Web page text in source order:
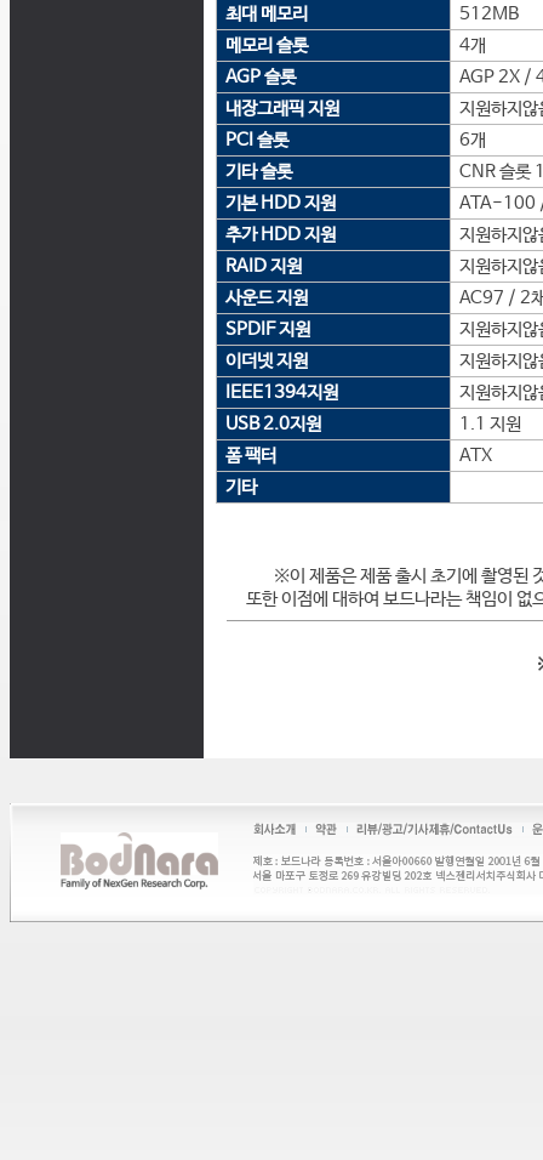
최대 메모리
512MB
메모리 슬롯
4개
AGP 슬롯
AGP 2X /
내장그래픽 지원
지원하지않
PCI 슬롯
6개
기타 슬롯
CNR 슬롯
기본 HDD 지원
ATA-100
추가 HDD 지원
지원하지않
RAID 지원
지원하지않
사운드 지원
AC97 / 2
SPDIF 지원
지원하지않
이더넷 지원
지원하지않
IEEE1394지원
지원하지않
USB 2.0지원
1.1 지원
폼 팩터
ATX
기타
※이 제품은 제품 출시 초기에 촬영된
또한 이점에 대하여 보드나라는 책임이 없